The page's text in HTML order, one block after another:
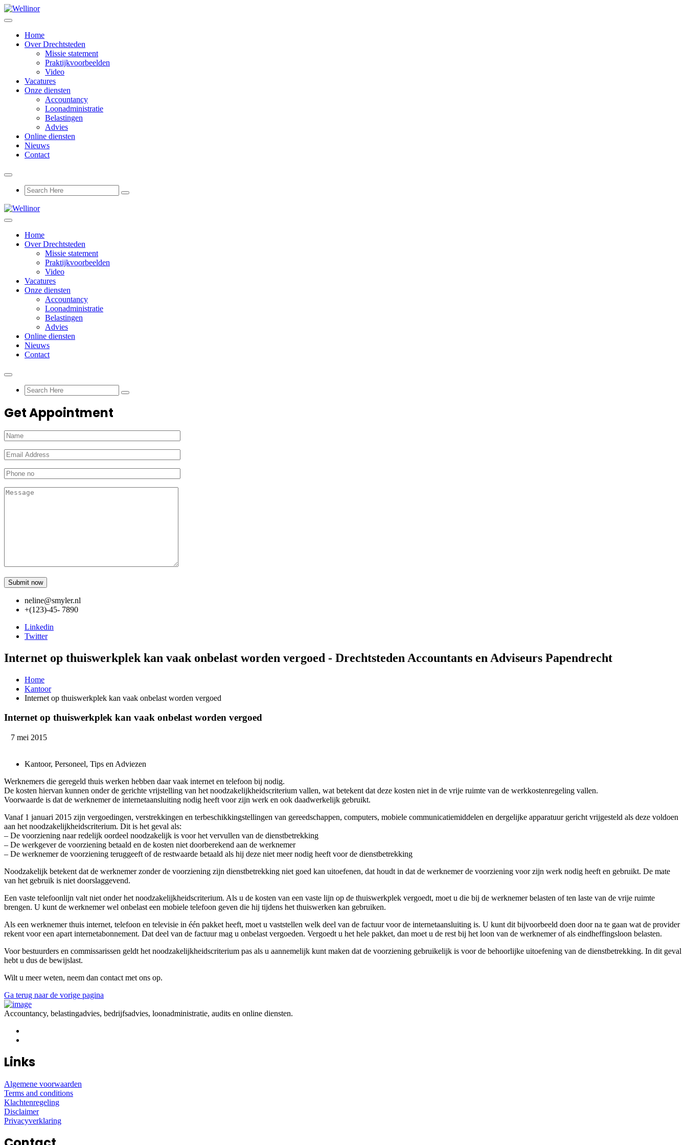
Home
Over Drechtsteden
Missie statement
Praktijkvoorbeelden
Video
Vacatures
Onze diensten
Accountancy
Loonadministratie
Belastingen
Advies
Online diensten
Nieuws
Contact
Home
Over Drechtsteden
Missie statement
Praktijkvoorbeelden
Video
Vacatures
Onze diensten
Accountancy
Loonadministratie
Belastingen
Advies
Online diensten
Nieuws
Contact
Get Appointment
neline@smyler.nl
+(123)-45- 7890
Linkedin
Twitter
Internet op thuiswerkplek kan vaak onbelast worden vergoed - Drechtsteden Accountants en Adviseurs Papendrecht
Home
Kantoor
Internet op thuiswerkplek kan vaak onbelast worden vergoed
Internet op thuiswerkplek kan vaak onbelast worden vergoed
7 mei 2015
Kantoor, Personeel, Tips en Adviezen
Werknemers die geregeld thuis werken hebben daar vaak internet en telefoon bij nodig.
De kosten hiervan kunnen onder de gerichte vrijstelling van het noodzakelijkheidscriterium vallen, wat betekent dat deze kosten niet in de vrije ruimte van de werkkostenregeling vallen.
Voorwaarde is dat de werknemer de internetaansluiting nodig heeft voor zijn werk en ook daadwerkelijk gebruikt.
Vanaf 1 januari 2015 zijn vergoedingen, verstrekkingen en terbeschikkingstellingen van gereedschappen, computers, mobiele communicatiemiddelen en dergelijke apparatuur gericht vrijgesteld als deze voldoen
aan het noodzakelijkheidscriterium. Dit is het geval als:
– De voorziening naar redelijk oordeel noodzakelijk is voor het vervullen van de dienstbetrekking
– De werkgever de voorziening betaald en de kosten niet doorberekend aan de werknemer
– De werknemer de voorziening teruggeeft of de restwaarde betaald als hij deze niet meer nodig heeft voor de dienstbetrekking
Noodzakelijk betekent dat de werknemer zonder de voorziening zijn dienstbetrekking niet goed kan uitoefenen, dat houdt in dat de werknemer de voorziening voor zijn werk nodig heeft en gebruikt. De mate
van het gebruik is niet doorslaggevend.
Een vaste telefoonlijn valt niet onder het noodzakelijkheidscriterium. Als u de kosten van een vaste lijn op de thuiswerkplek vergoedt, moet u die bij de werknemer belasten of ten laste van de vrije ruimte
brengen. U kunt de werknemer wel onbelast een mobiele telefoon geven die hij tijdens het thuiswerken kan gebruiken.
Als een werknemer thuis internet, telefoon en televisie in één pakket heeft, moet u vaststellen welk deel van de factuur voor de internetaansluiting is. U kunt dit bijvoorbeeld doen door na te gaan wat de provider
rekent voor een apart internetabonnement. Dat deel van de factuur mag u onbelast vergoeden. Vergoedt u het hele pakket, dan moet u de rest bij het loon van de werknemer of als eindheffingsloon belasten.
Voor bestuurders en commissarissen geldt het noodzakelijkheidscriterium pas als u aannemelijk kunt maken dat de voorziening gebruikelijk is voor de behoorlijke uitoefening van de dienstbetrekking. In dit geval
hebt u dus de bewijslast.
Wilt u meer weten, neem dan contact met ons op.
Ga terug naar de vorige pagina
Accountancy, belastingadvies, bedrijfsadvies, loonadministratie, audits en online diensten.
Links
Algemene voorwaarden
Terms and conditions
Klachtenregeling
Disclaimer
Privacyverklaring